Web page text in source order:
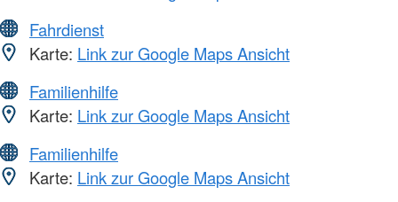
Fahrdienst
Karte: Link zur Google Maps Ansicht
Familienhilfe
Karte: Link zur Google Maps Ansicht
Familienhilfe
Karte: Link zur Google Maps Ansicht